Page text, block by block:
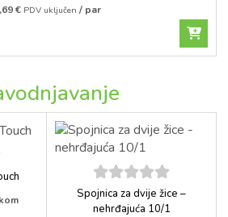
€ PDV uključen / par
5out of
5
Spojnica za dvije žice –
nehrđajuća 10/1